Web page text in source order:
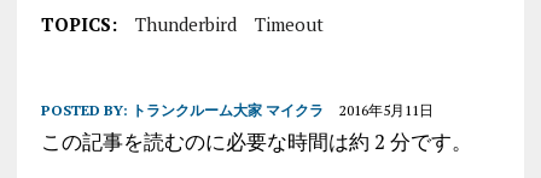
TOPICS: Thunderbird Timeout
POSTED BY: トランクルーム大家 マイクラ 2016年5月11日
この記事を読むのに必要な時間は約 2 分です。